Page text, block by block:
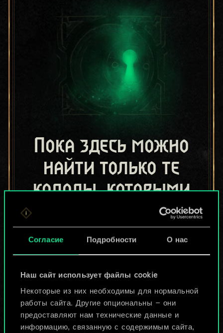
Согласие Подробности О нас
Наш сайт использует файлы cookie
Некоторые из них необходимы для нормальной
работы сайта. Другие опциональны — они
предоставляют нам технические данные и
информацию, связанную с содержимым сайта,
Пока здесь можно
найти только те
колоды, которыми
поделились другие
игроки.
Но их может быть
больше!
Назвать колоду и описать её